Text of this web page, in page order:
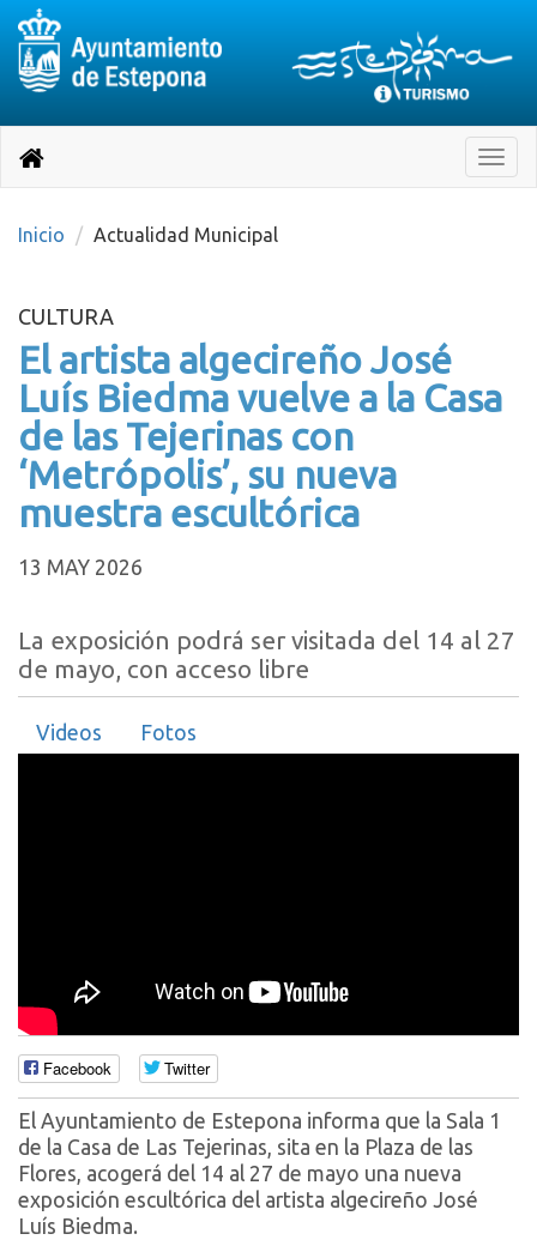
página
Toggle
Destino:
Volver
inicio
Inicio Actualidad Municipal
CULTURA
El artista algecireño José
Luís Biedma vuelve a la Casa
de las Tejerinas con
‘Metrópolis’, su nueva
muestra escultórica
13 MAY 2026
La exposición podrá ser visitada del 14 al 27
de mayo, con acceso libre
Videos Fotos
Facebook Twitter
El Ayuntamiento de Estepona informa que la Sala 1
de la Casa de Las Tejerinas, sita en la Plaza de las
Flores, acogerá del 14 al 27 de mayo una nueva
exposición escultórica del artista algecireño José
Luís Biedma.